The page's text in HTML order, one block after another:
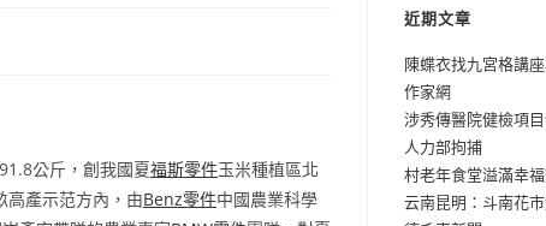
公斤，創我國夏福斯零件玉米種植區北
高產示范方內，由Benz零件中國農業科學
近期文章
陳蝶衣找九宮格講
作家網
涉秀傳醫院健檢項
人力部拘捕
村老年食堂溢滿幸
云南昆明：斗南花